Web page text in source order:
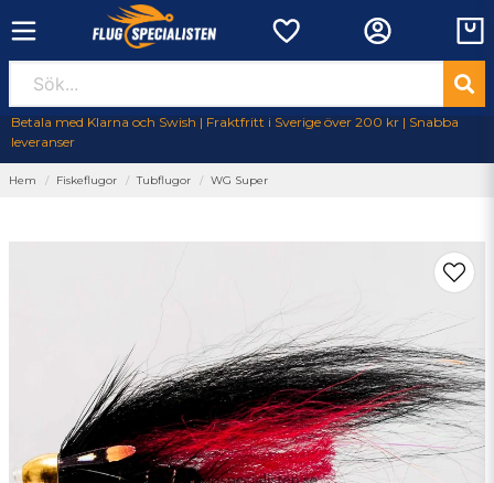
Betala med Klarna och Swish | Fraktfritt i Sverige över 200 kr | Snabba
leveranser
Hem Fiskeflugor Tubflugor WG Super